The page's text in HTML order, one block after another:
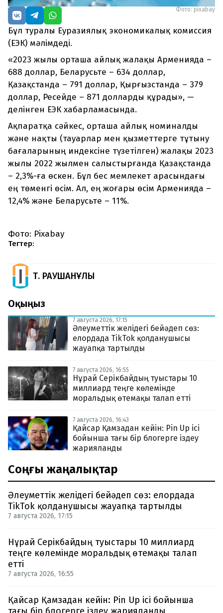
Фото: pixabay
Бұл туралы Еуразиялық экономикалық комиссия
(ЕЭК) мәлімдеді.
«2023 жылы орташа айлық жалақы Арменияда –
688 доллар, Беларусьте – 634 доллар,
Қазақстанда – 791 доллар, Қырғызстанда – 379
доллар, Ресейде – 871 долларды құрады», —
делінген ЕЭК хабарламасында.
Ақпаратқа сәйкес, орташа айлық номиналды
және нақты (тауарлар мен қызметтерге тұтыну
бағаларының индексіне түзетілген) жалақы 2023
жылы 2022 жылмен салыстырғанда Қазақстанда
– 2,3%-ға өскен. Бұл бес мемлекет арасындағы
ең төменгі өсім. Ал, ең жоғары өсім Арменияда –
12,4% және Беларусьте – 11%.
Фото: Pixabay
Тегтер:
Т. РАУШАНҰЛЫ
Оқыңыз
7 августа 2026, 17:15
Әлеуметтік желідегі бейәдеп сөз:
елордада TikTok қолданушысы
жауапқа тартылды
7 августа 2026, 16:55
Нұрай Серікбайдың туыстары 10
миллиард теңге көлемінде
моральдық өтемақы талап етті
7 августа 2026, 16:43
Қайсар Қамзадан кейін: Pin Up ісі
бойынша тағы бір блогерге іздеу
жарияланды
Соңғы жаңалықтар
Әлеуметтік желідегі бейәдеп сөз: елордада
TikTok қолданушысы жауапқа тартылды
7 августа 2026, 17:15
Нұрай Серікбайдың туыстары 10 миллиард
теңге көлемінде моральдық өтемақы талап
етті
7 августа 2026, 16:55
Қайсар Қамзадан кейін: Pin Up ісі бойынша